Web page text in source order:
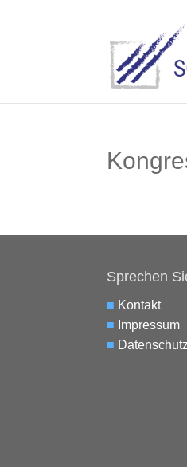
Sprechen
■ Kontakt
■ Impressum
■ Datenschutz